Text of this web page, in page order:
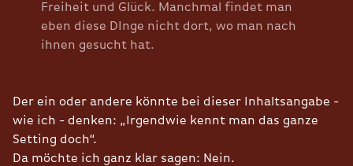
Freiheit und Glück. Manchmal findet man
eben diese DInge nicht dort, wo man nach
ihnen gesucht hat.
Der ein oder andere könnte bei dieser Inhaltsangabe -
wie ich - denken: „Irgendwie kennt man das ganze
Setting doch“.
Da möchte ich ganz klar sagen: Nein.